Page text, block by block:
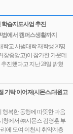
학습지도사업 추진
에서 캠퍼스생활까지
학교 사범대학 재학생 20명
창중앙고)이 참가한 가운데
진했다고 지난 28일 밝혔
기탁 이어져(시몬스,대원고
행복한 동행에 따뜻한 마음
청에서 ㈜시몬스 김영훈 부
에 모여 이천시 취약계층